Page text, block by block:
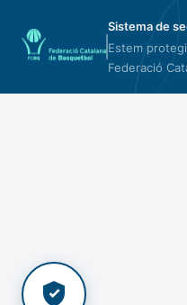
Sistema de
Estem
Federació